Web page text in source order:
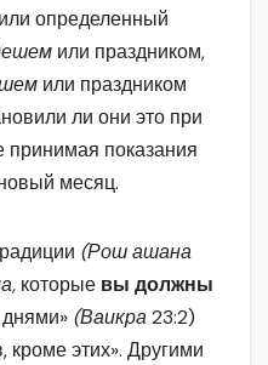
определенный
или праздником,
или праздником
ли они это при
показания
месяц.
(Рош ашана
которые вы должны
(Ваикра23:2)
кроме этих». Другими